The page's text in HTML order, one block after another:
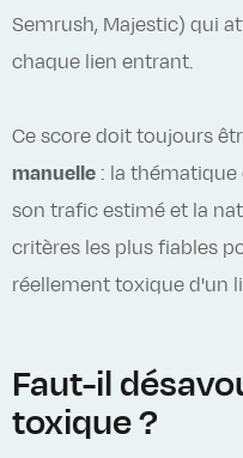
Semrush, Majestic) qui
chaque lien entrant.
Ce score doit toujours
manuelle : la thématique
son trafic estimé et la
critères les plus fiables
réellement toxique d'un
Faut-il
toxique ?